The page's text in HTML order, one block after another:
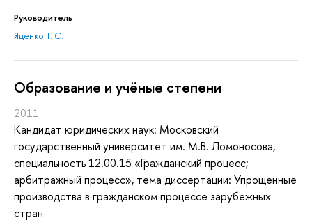
Руководитель
Яценко Т. С.
Oбразование и учёные степени
2011
Кандидат юридических наук: Московский
государственный университет им. М.В. Ломоносова,
специальность 12.00.15 «Гражданский процесс;
арбитражный процесс», тема диссертации: Упрощенные
производства в гражданском процессе зарубежных
стран